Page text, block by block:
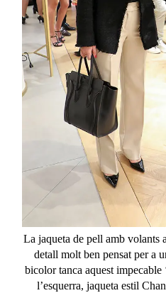
La jaqueta de pell amb volants
detall molt ben pensat per a
bicolor tanca aquest impecable
l’esquerra, jaqueta estil